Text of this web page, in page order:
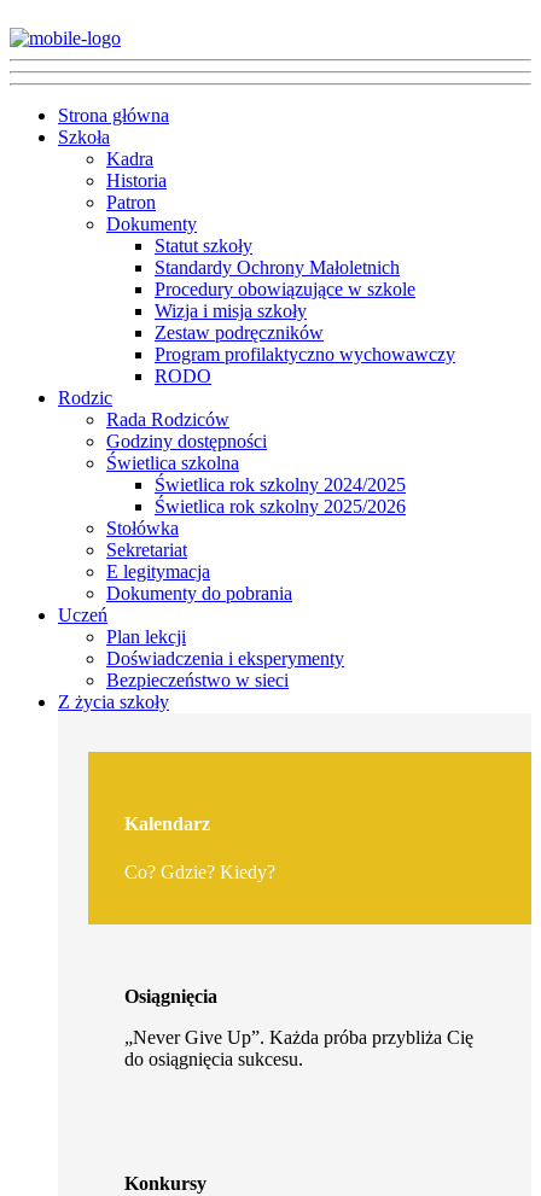
Strona główna
Szkoła
Kadra
Historia
Patron
Dokumenty
Statut szkoły
Standardy Ochrony Małoletnich
Procedury obowiązujące w szkole
Wizja i misja szkoły
Zestaw podręczników
Program profilaktyczno wychowawczy
RODO
Rodzic
Rada Rodziców
Godziny dostępności
Świetlica szkolna
Świetlica rok szkolny 2024/2025
Świetlica rok szkolny 2025/2026
Stołówka
Sekretariat
E legitymacja
Dokumenty do pobrania
Uczeń
Plan lekcji
Doświadczenia i eksperymenty
Bezpieczeństwo w sieci
Z życia szkoły
Kalendarz
Co? Gdzie? Kiedy?
Osiągnięcia
„Never Give Up”. Każda próba przybliża Cię
do osiągnięcia sukcesu.
Konkursy